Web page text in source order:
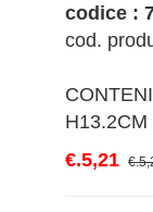
codice :
cod.
H13.2CM
€.5,21